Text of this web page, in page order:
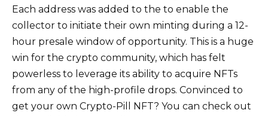
Each address was added to the to enable the
collector to initiate their own minting during a 12-
hour presale window of opportunity. This is a huge
win for the crypto community, which has felt
powerless to leverage its ability to acquire NFTs
from any of the high-profile drops. Convinced to
get your own Crypto-Pill NFT? You can check out